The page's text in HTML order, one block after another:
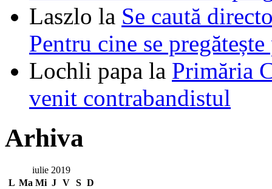
Laszlo la Se caută
Pentru cine se
Lochli papa la Primăria
venit contrabandistul
Arhiva
iulie 2019
L Ma Mi J V S D